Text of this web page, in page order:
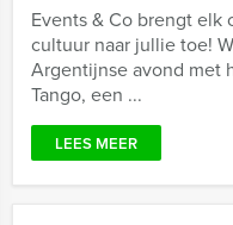
Events & Co brengt
cultuur naar jullie toe!
Argentijnse avond met
Tango, een ...
LEES MEER